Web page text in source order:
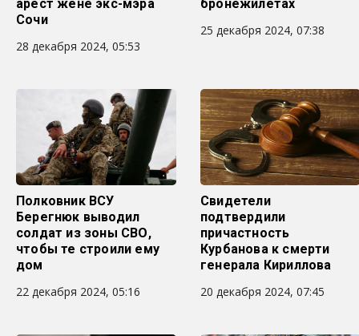
арест жене экс-мэра
Сочи
28 декабря 2024, 05:53
бронежилетах
25 декабря 2024, 07:38
Полковник ВСУ
Берегнюк выводил
солдат из зоны СВО,
чтобы те строили ему
дом
22 декабря 2024, 05:16
Свидетели
подтвердили
причастность
Курбанова к смерти
генерала Кириллова
20 декабря 2024, 07:45